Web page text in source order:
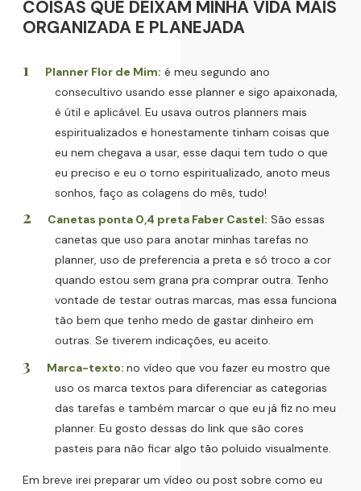
COISAS QUE DEIXAM MINHA VIDA MAIS
ORGANIZADA E PLANEJADA
Planner Flor de Mim: é meu segundo ano
consecultivo usando esse planner e sigo apaixonada,
é útil e aplicável. Eu usava outros planners mais
espiritualizados e honestamente tinham coisas que
eu nem chegava a usar, esse daqui tem tudo o que
eu preciso e eu o torno espiritualizado, anoto meus
sonhos, faço as colagens do mês, tudo!
Canetas ponta 0,4 preta Faber Castel: São essas
canetas que uso para anotar minhas tarefas no
planner, uso de preferencia a preta e só troco a cor
quando estou sem grana pra comprar outra. Tenho
vontade de testar outras marcas, mas essa funciona
tão bem que tenho medo de gastar dinheiro em
outras. Se tiverem indicações, eu aceito.
Marca-texto: no vídeo que vou fazer eu mostro que
uso os marca textos para diferenciar as categorias
das tarefas e também marcar o que eu já fiz no meu
planner. Eu gosto dessas do link que são cores
pasteis para não ficar algo tão poluido visualmente.
Em breve irei preparar um vídeo ou post sobre como eu